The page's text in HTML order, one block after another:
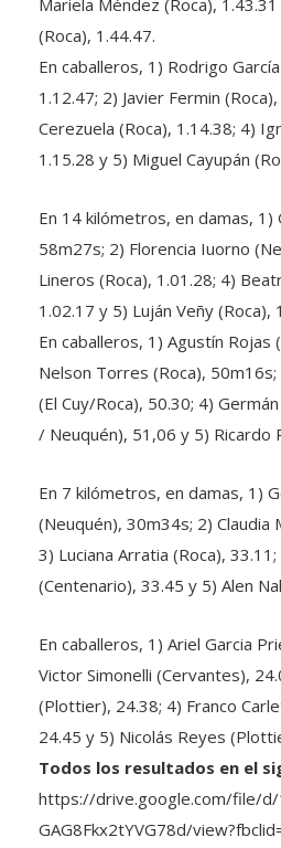
(Roca), 1.44.47.
En caballeros, 1) Rodrigo García
1.12.47; 2) Javier Fermin (Roca),
Cerezuela (Roca), 1.14.38; 4)
1.15.28 y 5) Miguel Cayupán
58m27s; 2) Florencia Iuorno
Lineros (Roca), 1.01.28; 4)
1.02.17 y 5) Luján Veñy (Roca),
En caballeros, 1) Agustín Rojas
Nelson Torres (Roca), 50m16s;
(El Cuy/Roca), 50.30; 4)
/ Neuquén), 51,06 y 5) Ricardo
(Neuquén), 30m34s; 2) Claudia
3) Luciana Arratia (Roca),
(Centenario), 33.45 y 5) Alen
Victor Simonelli (Cervantes),
(Plottier), 24.38; 4) Franco
24.45 y 5) Nicolás Reyes
Todos los resultados en el
https://drive.google.com/file/d/
GAG8Fkx2tYVG78d/